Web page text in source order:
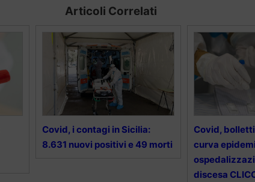
Articoli Correlati
Covid, i contagi in Sicilia:
8.631 nuovi positivi e 49 morti
Covid,
curva
discesa